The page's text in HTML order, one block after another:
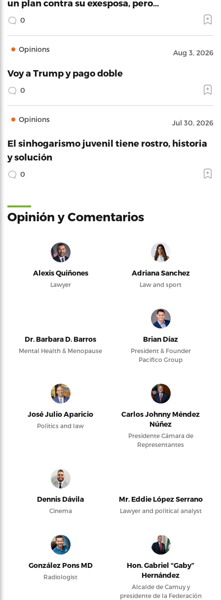
un plan contra su exesposa, pero…
0
Opinions Aug 3, 2026
Voy a Trump y pago doble
0
Opinions Jul 30, 2026
El sinhogarismo juvenil tiene rostro, historia
y solución
0
Opinión y Comentarios
Alexis Quiñones
Lawyer
Adriana Sanchez
Law and sport
Dr. Barbara D. Barros
Mental Health & Menopause
Brian Díaz
President & Founder
Pacifico Group
José Julio Aparicio
Politics and law
Carlos Johnny Méndez
Núñez
Presidente Cámara de
Representantes
Dennis Dávila
Cinema
Mr. Eddie López Serrano
Lawyer and political analyst
González Pons MD
Radiologist
Hon. Gabriel “Gaby”
Hernández
Alcalde de Camuy y
presidente de la Federación